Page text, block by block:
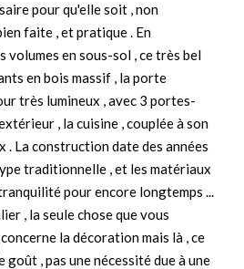
pour qu'elle soit , non
faite , et pratique . En
volumes en sous-sol , ce très bel
en bois massif , la porte
très lumineux , avec 3 portes-
, la cuisine , couplée à son
. La construction date des années
traditionnelle , et les matériaux
pour encore longtemps ...
, la seule chose que vous
la décoration mais là , ce
goût , pas une nécessité due à une